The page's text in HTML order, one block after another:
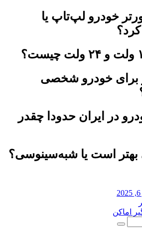
خودرو لپ‌تاپ یا
برای خودرو شخصی
در ایران حدودا چقدر
بهتر است یا شبه‌سینوسی؟
اماکن
جستجو